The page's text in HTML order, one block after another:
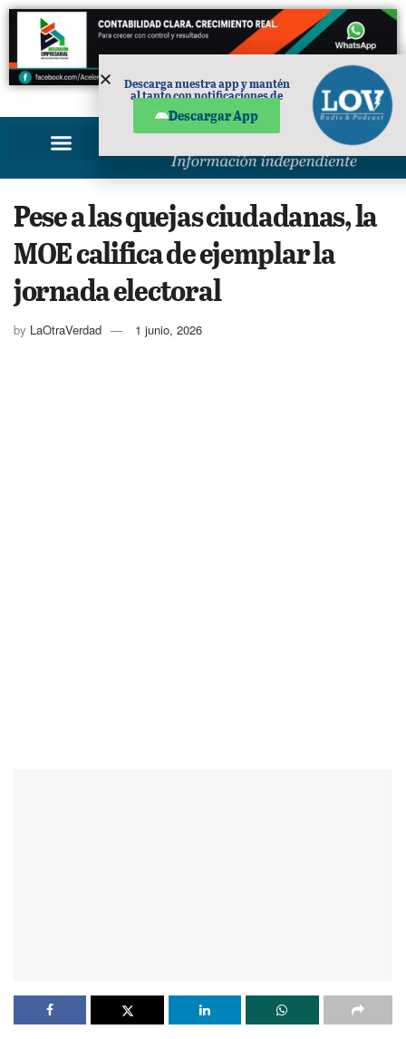
PUBLICIDAD
Pese a las quejas ciudadanas, la
MOE califica de ejemplar la
jornada electoral
by LaOtraVerdad 1 junio, 2026
Descarga nuestra app y mantén
al tanto con notificaciones de
Descargar App